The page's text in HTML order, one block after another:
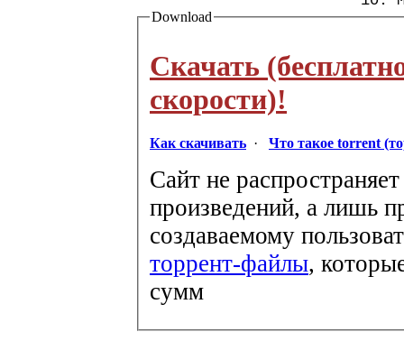
Download
Скачать
скорости)!
Как скачивать · Что такое torrent
Сайт не
произведений, а лишь
создаваемому
торрент-файлы,
сумм